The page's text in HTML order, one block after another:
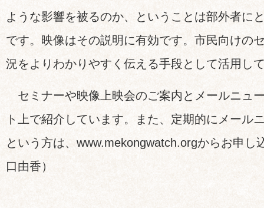
ような影響を被るのか、ということは部外者に
です。映像はその説明に有効です。市民向けの
況をよりわかりやすく伝える手段として活用し
セミナーや映像上映会のご案内とメールニュ
ト上で紹介しています。また、定期的にメール
という方は、www.mekongwatch.orgからお申し
口由香）